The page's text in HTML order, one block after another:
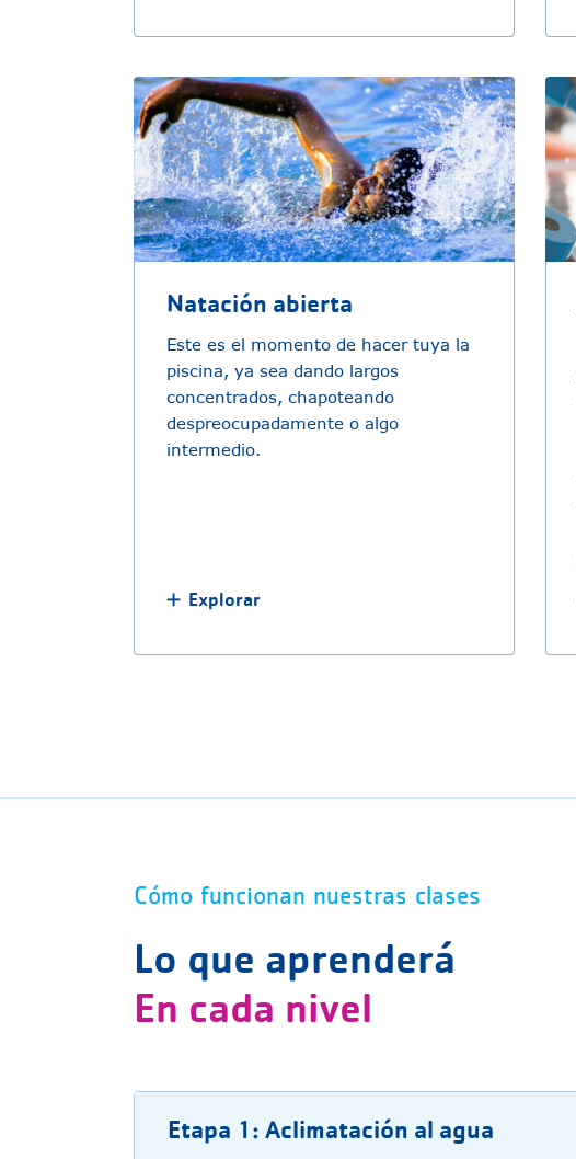
Natación abierta
Este es el momento de hacer tuya la
piscina, ya sea dando largos
concentrados, chapoteando
despreocupadamente o algo
intermedio.
Explorar
Cómo funcionan nuestras clases
Lo que aprenderá
En cada nivel
Etapa 1: Aclimatación al agua